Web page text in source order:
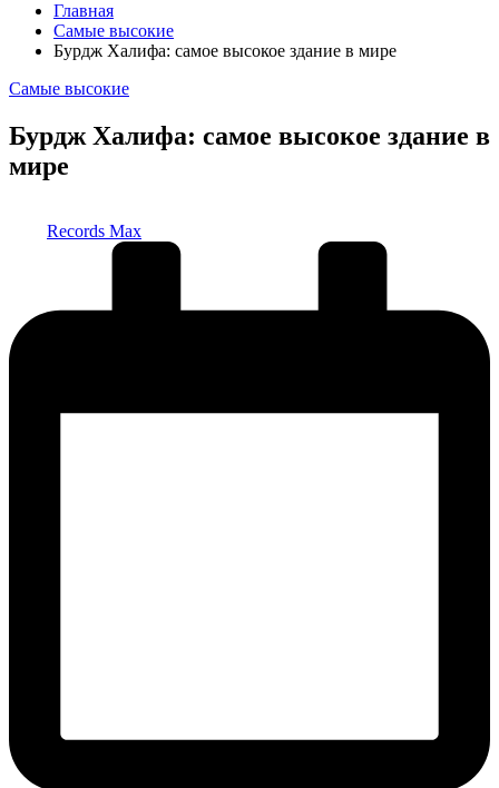
Главная
Самые высокие
Бурдж Халифа: самое высокое здание в мире
Опубликовано
Самые высокие
Бурдж Халифа: самое высокое здание в
мире
Records Max